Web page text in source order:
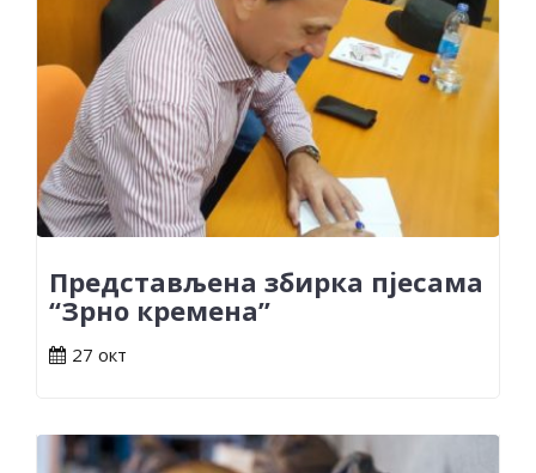
Представљена збирка пјесама
“Зрно кремена”
27 окт